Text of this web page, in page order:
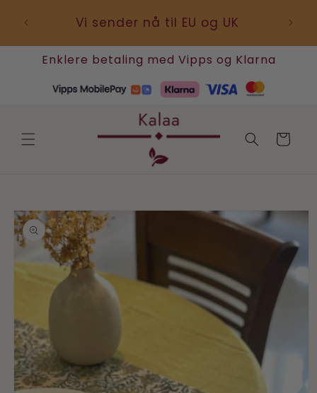
innholdet
Vi sender nå til EU og UK
Enklere betaling med Vipps og Klarna
Handlekurv
til